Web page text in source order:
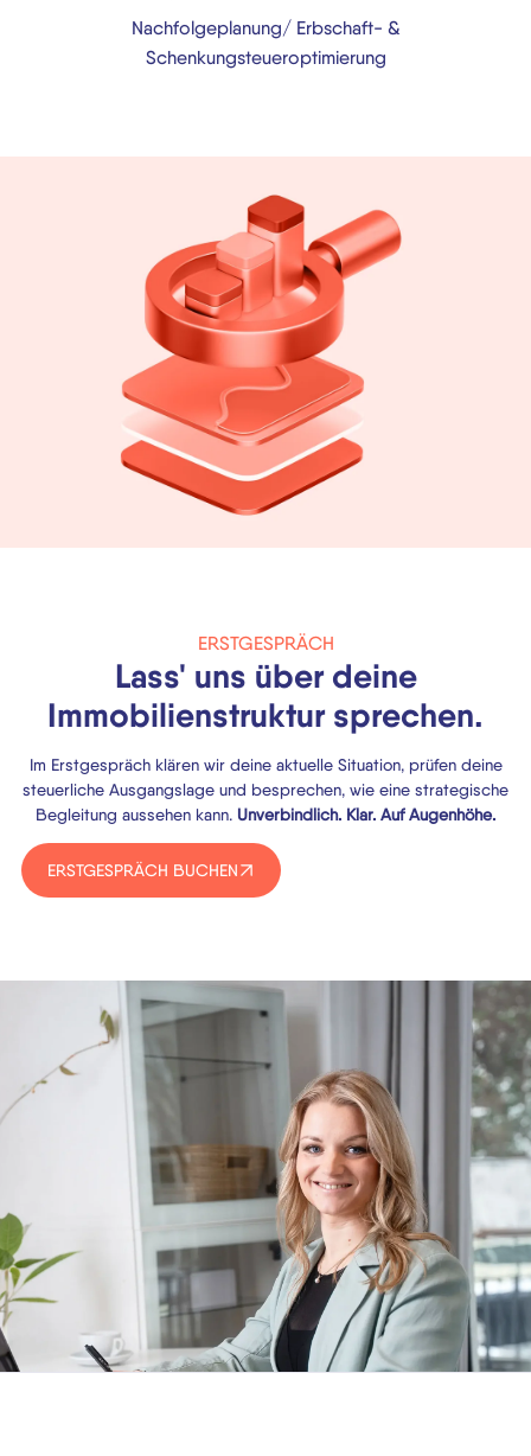
Nachfolgeplanung/ Erbschaft- &
Schenkungsteueroptimierung
ERSTGESPRÄCH
Lass' uns über deine
Immobilienstruktur sprechen.
Im Erstgespräch klären wir deine aktuelle Situation, prüfen deine
steuerliche Ausgangslage und besprechen, wie eine strategische
Begleitung aussehen kann. Unverbindlich. Klar. Auf Augenhöhe.
ERSTGESPRÄCH BUCHEN